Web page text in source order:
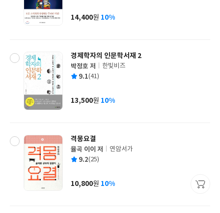
사
가
14,400원 10%
경제학자의 인문학서재 2
글
쓴
박정호 저
출
사
한빛비즈
평 9.1(41)
가
13,500원 10%
격몽요결
글
쓴
율곡 이이 저
출
사
연암서가
평 9.2(25)
가
10,800원 10%